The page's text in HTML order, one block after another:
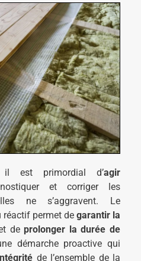
est primordial d’agir
et corriger les
ne s’aggravent. Le
réactif permet de garantir la
deprolonger la durée de
démarche proactive qui
de l’ensemble de la